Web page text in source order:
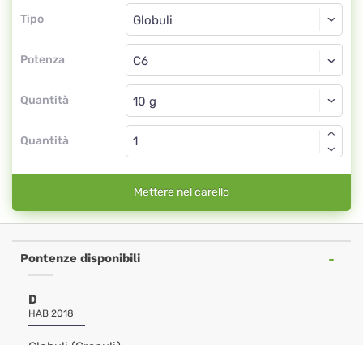
Tipo
Tipo
Potenza
Globuli
C6
Quantità
Globuli
Quantità
Mettere nel carello
Pontenze disponibili
D
HAB 2018